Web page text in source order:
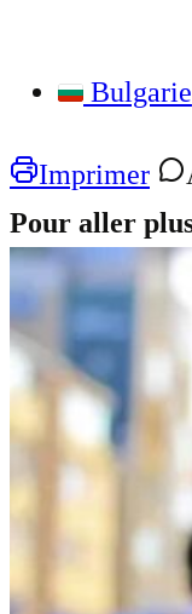
Bulgarie
Imprimer
Pour aller